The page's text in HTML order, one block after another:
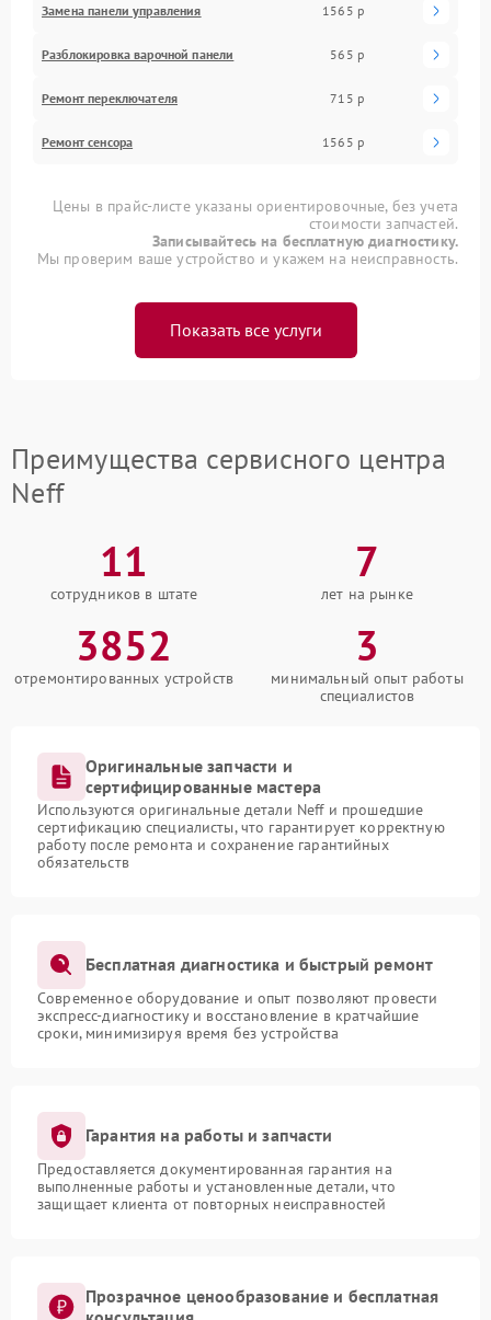
Замена панели управления 1565 р
Разблокировка варочной панели 565 р
Ремонт переключателя 715 р
Ремонт сенсора 1565 р
Цены в прайс-листе указаны ориентировочные, без учета
стоимости запчастей.
Записывайтесь на бесплатную диагностику.
Мы проверим ваше устройство и укажем на неисправность.
Показать все услуги
Преимущества сервисного центра
Neff
11
сотрудников в штате
7
лет на рынке
3852
отремонтированных устройств
3
минимальный опыт работы
специалистов
Оригинальные запчасти и
сертифицированные мастера
Используются оригинальные детали Neff и прошедшие
сертификацию специалисты, что гарантирует корректную
работу после ремонта и сохранение гарантийных
обязательств
Бесплатная диагностика и быстрый ремонт
Современное оборудование и опыт позволяют провести
экспресс-диагностику и восстановление в кратчайшие
сроки, минимизируя время без устройства
Гарантия на работы и запчасти
Предоставляется документированная гарантия на
выполненные работы и установленные детали, что
защищает клиента от повторных неисправностей
Прозрачное ценообразование и бесплатная